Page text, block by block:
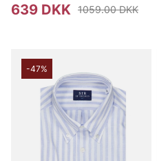
639 DKK 1059.00 DKK
-47%